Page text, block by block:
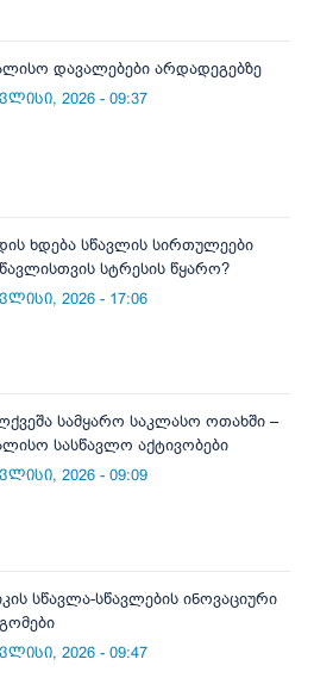
დავალებები არდადეგებზე
2026 - 09:37
ხდება სწავლის სირთულეები
სტრესის წყარო?
2026 - 17:06
სამყარო საკლასო ოთახში –
სასწავლო აქტივობები
2026 - 09:09
სწავლა-სწავლების ინოვაციური
2026 - 09:47